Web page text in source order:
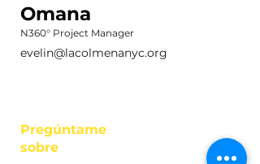
Omana
N360° Project Manager
evelin@lacolmenanyc.org
Pregúntame
sobre